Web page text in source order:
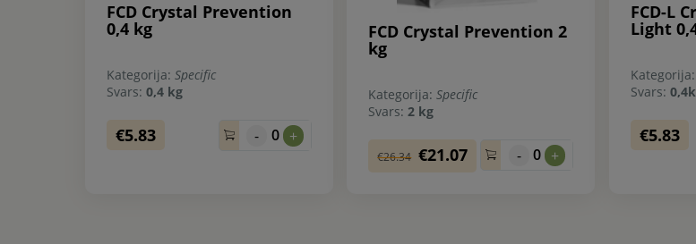
FCD Crystal Prevention
0,4 kg
Kategorija:Specific
Svars:0,4 kg
€5.83 - 0 +
FCD Crystal Prevention 2
kg
Kategorija:Specific
Svars:2 kg
€26.34 €21.07 - 0 +
FCD-L
Light
Kategorija:
Svars:
€5.83